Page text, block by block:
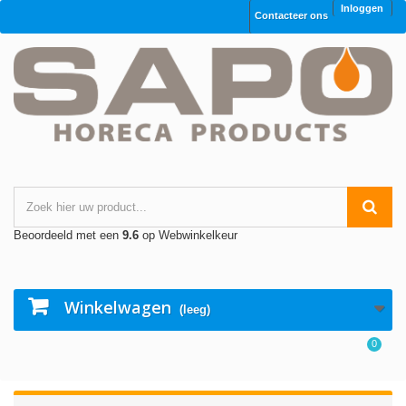
Inloggen
Contacteer ons
Beoordeeld met een 9.6 op Webwinkelkeur
Winkelwagen (leeg)
0